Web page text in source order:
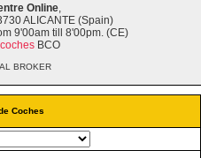
Coches
Online,
ALICANTE (Spain)
9'00am till 8'00pm. (CE)
BCO
BROKER